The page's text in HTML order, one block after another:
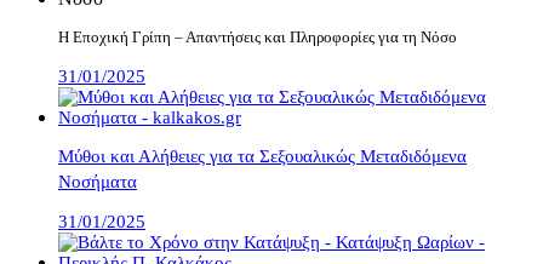
Η Εποχική Γρίπη – Απαντήσεις και Πληροφορίες για τη Νόσο
31/01/2025
Μύθοι και Αλήθειες για τα Σεξουαλικώς Μεταδιδόμενα
Νοσήματα
31/01/2025